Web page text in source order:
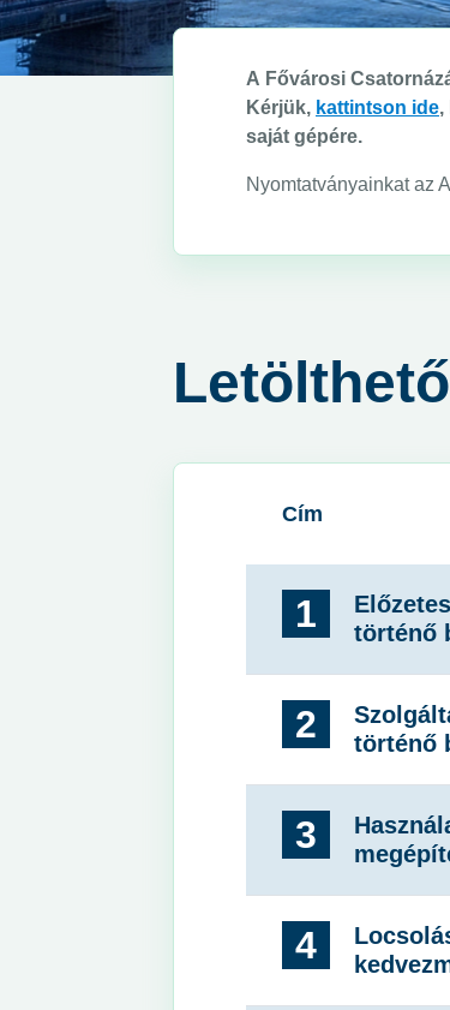
A Fővárosi
Kérjük, kattintson ide,
saját gépére.
Nyomtatványainkat az
Cím
1
történő
2
történő
3
4